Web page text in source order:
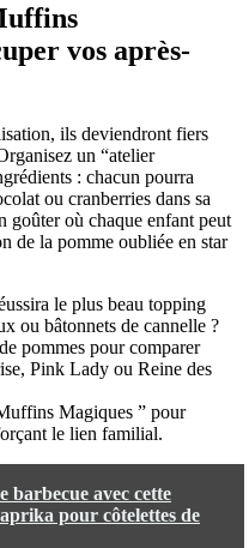
vos après-
ils deviendront fiers
un “atelier
: chacun pourra
ou cranberries dans sa
goûter où chaque enfant peut
de la pomme oubliée en star
le plus beau topping
ou bâtonnets de cannelle ?
pommes pour comparer
Pink Lady ou Reine des
Magiques ” pour
le lien familial.
barbecue avec cette
pour côtelettes de